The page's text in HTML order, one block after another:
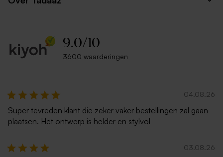
9.0/10
3600 waarderingen
04.08.26
Super tevreden klant die zeker vaker bestellingen zal gaan
plaatsen. Het ontwerp is helder en stylvol
03.08.26